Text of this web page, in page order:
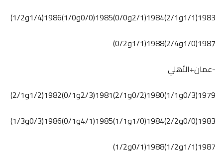
1983(1/1و2/1)1984(2/1و0/0)1985(0/0و1/0)1986(1/4و1/2)
1987(1/0و2/4)1988(1/1و0/2)
-عمان+الأهلي
1979(0/3و1/1)1980(0/2و2/1)1981(2/3و0/1)1982(1/2و2/1)
1983(0/0و2/2)1984(1/0و1/1)1985(4/1و0/1)1986(0/3و1/3)
1987(1/1و1/2)1988(0/1و1/2)